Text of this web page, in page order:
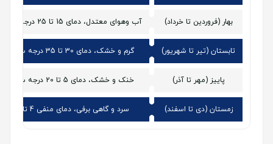
بهار (فروردین تا خرداد) آب وهوای معتدل، دمای 15 تا 25 درجه سانتی گراد
تابستان (تیر تا شهریور) گرم و خشک، دمای 30 تا 35 درجه سانتی گراد
پاییز (مهر تا آذر) خنک و خشک، دمای 5 تا 20 درجه سانتی گراد
زمستان (دی تا اسفند) سرد و گاهی برفی، دمای منفی 4 تا 10 درجه